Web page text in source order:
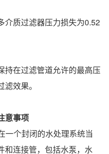
介质过滤器压力损失为0.52
持在过滤管道允许的最高压
效果。
意事项
一个封闭的水处理系统当
和连接管，包括水泵，水